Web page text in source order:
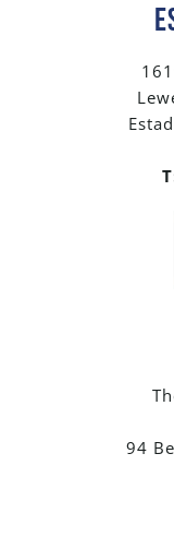
94